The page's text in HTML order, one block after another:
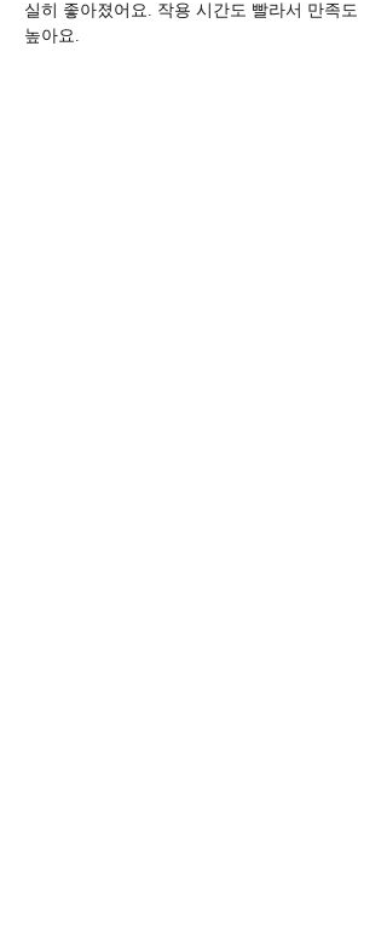
실히 좋아졌어요. 작용 시간도 빨라서 만족도
높아요.